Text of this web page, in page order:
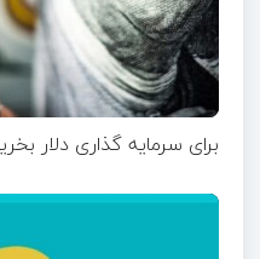
برای سرمایه گذاری دلار